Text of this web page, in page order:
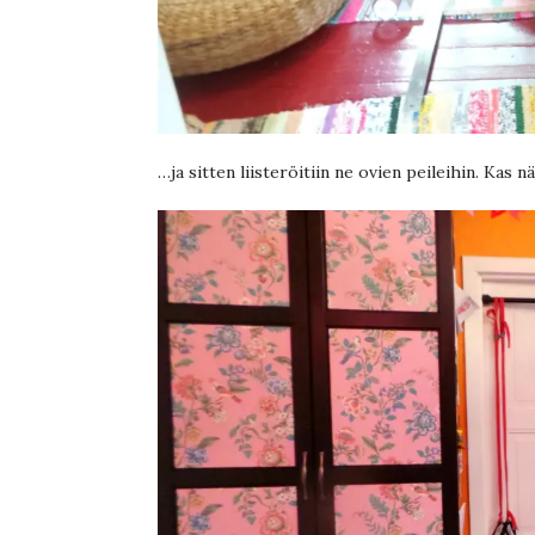
…ja sitten liisteröitiin ne ovien peileihin. Kas